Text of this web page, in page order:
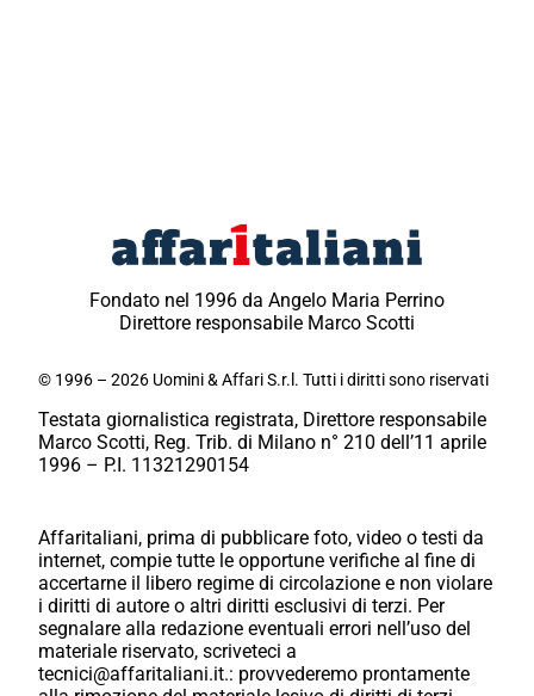
Fondato nel 1996 da Angelo Maria Perrino
Direttore responsabile Marco Scotti
© 1996 – 2026 Uomini & Affari S.r.l. Tutti i diritti sono riservati
Testata giornalistica registrata, Direttore responsabile
Marco Scotti, Reg. Trib. di Milano n° 210 dell’11 aprile
1996 – P.I. 11321290154
Affaritaliani, prima di pubblicare foto, video o testi da
internet, compie tutte le opportune verifiche al fine di
accertarne il libero regime di circolazione e non violare
i diritti di autore o altri diritti esclusivi di terzi. Per
segnalare alla redazione eventuali errori nell’uso del
materiale riservato, scriveteci a
tecnici@affaritaliani.it.: provvederemo prontamente